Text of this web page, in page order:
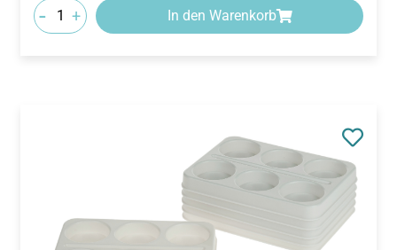
- + In den Warenkorb